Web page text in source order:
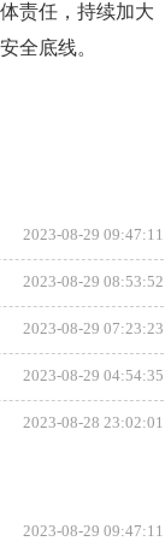
责任，持续加大
全底线。
2023-08-29 09:47:11
2023-08-29 08:53:52
2023-08-29 07:23:23
2023-08-29 04:54:35
2023-08-28 23:02:01
2023-08-29 09:47:11